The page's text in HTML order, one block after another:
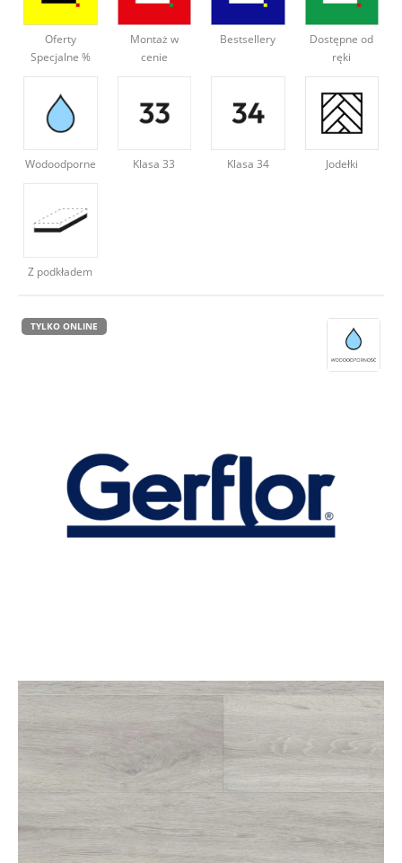
Deweloperzy
Aktualności
Oferty
Specjalne %
Montaż w
cenie
Bestsellery
Dostępne od
ręki
Wodoodporne Klasa 33 Klasa 34 Jodełki
Z podkładem
TYLKO ONLINE